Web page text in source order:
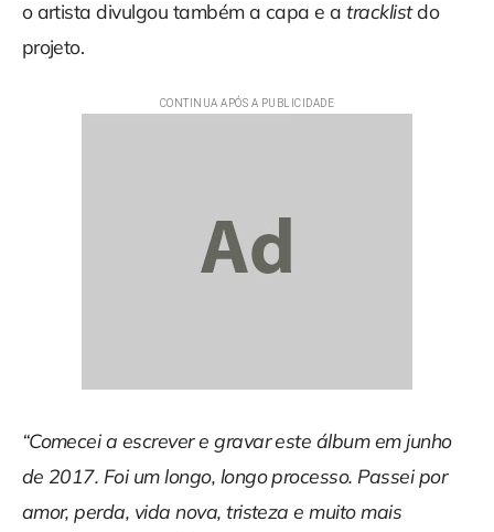
o artista divulgou também a capa e atracklistdo
projeto.
“Comecei a escrever e gravar este álbum em junho
de 2017. Foi um longo, longo processo. Passei por
amor, perda, vida nova, tristeza e muito mais